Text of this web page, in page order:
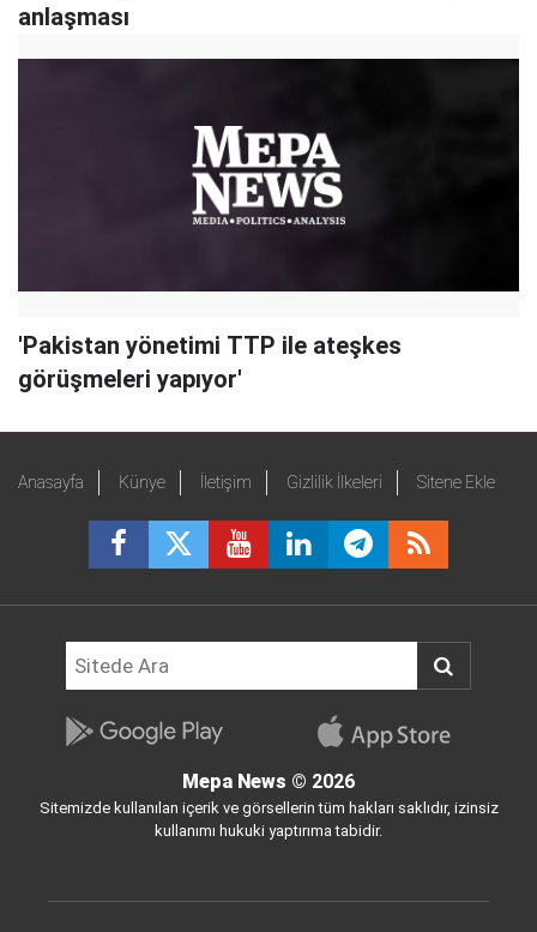
anlaşması
'Pakistan yönetimi TTP ile ateşkes
görüşmeleri yapıyor'
Anasayfa Künye İletişim Gizlilik İlkeleri Sitene Ekle
Mepa News © 2026
Sitemizde kullanılan içerik ve görsellerin tüm hakları saklıdır, izinsiz
kullanımı hukuki yaptırıma tabidir.